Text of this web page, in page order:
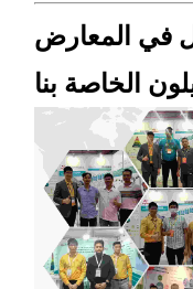
في المعارض